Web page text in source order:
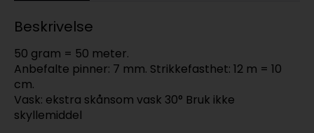
Beskrivelse
50 gram = 50 meter.
Anbefalte pinner: 7 mm. Strikkefasthet: 12 m = 10
cm.
Vask: ekstra skånsom vask 30° Bruk ikke
skyllemiddel